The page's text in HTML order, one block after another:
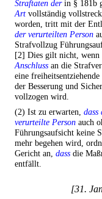
Straftaten derin § 181b
Art vollständig
worden, tritt mit der
der verurteilten Person
Strafvollzug
[2] Dies gilt nicht, wenn
Anschluss an die
eine
der Besserung und
vollzogen wird.
(2) Ist zu erwarten, dass
verurteilte Person auch
Führungsaufsicht keine
mehr begehen wird,
Gericht an, dass die
entfällt.
[31.